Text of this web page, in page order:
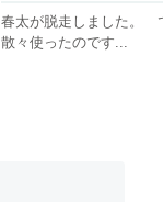
春太が脱走しました。
散々使ったのです...